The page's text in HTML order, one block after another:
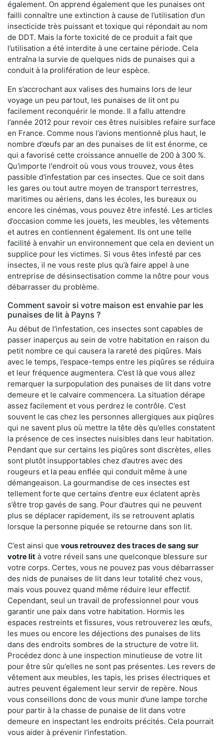
également. On apprend également que les punaises ont
failli connaître une extinction à cause de l’utilisation d’un
insecticide très puissant et toxique qui répondait au nom
de DDT. Mais la forte toxicité de ce produit a fait que
l’utilisation a été interdite à une certaine période. Cela
entraîna la survie de quelques nids de punaises qui a
conduit à la prolifération de leur espèce.
En s’accrochant aux valises des humains lors de leur
voyage un peu partout, les punaises de lit ont pu
facilement reconquérir le monde. Il a fallu attendre
l’année 2012 pour revoir ces êtres nuisibles refaire surface
en France. Comme nous l’avions mentionné plus haut, le
nombre d’œufs par an des punaises de lit est énorme, ce
qui a favorisé cette croissance annuelle de 200 à 300 %.
Qu'importe l'endroit où vous vous trouvez, vous êtes
passible d'infestation par ces insectes. Que ce soit dans
les gares ou tout autre moyen de transport terrestres,
maritimes ou aériens, dans les écoles, les bureaux ou
encore les cinémas, vous pouvez être infesté. Les articles
d’occasion comme les jouets, les meubles, les vêtements
et autres en contiennent également. Ils ont une telle
facilité à envahir un environnement que cela en devient un
supplice pour les victimes. Si vous êtes infesté par ces
insectes, il ne vous reste plus qu’à faire appel à une
entreprise de désinsectisation comme la nôtre pour vous
débarrasser du problème.
Comment savoir si votre maison est envahie par les
punaises de lit à Payns ?
Au début de l'infestation, ces insectes sont capables de
passer inaperçus au sein de votre habitation en raison du
petit nombre ce qui causera la rareté des piqûres. Mais
avec le temps, l’espace-temps entre les piqûres se réduira
et leur fréquence augmentera. C’est là que vous allez
remarquer la surpopulation des punaises de lit dans votre
demeure et le calvaire commencera. La situation dérape
assez facilement et vous perdrez le contrôle. C’est
souvent le cas chez les personnes allergiques aux piqûres
qui ne savent plus où mettre la tête dès qu’elles constatent
la présence de ces insectes nuisibles dans leur habitation.
Pendant que sur certains les piqûres sont discrètes, elles
sont plutôt insupportables chez d’autres avec des
rougeurs et la peau enflée qui conduit même à une
démangeaison. La gourmandise de ces insectes est
tellement forte que certains d’entre eux éclatent après
s’être trop gavés de sang. Pour d’autres qui ne peuvent
plus se déplacer rapidement, ils se retrouvent aplatis
lorsque la personne piquée se retourne dans son lit.
C’est ainsi que vous retrouvez des traces de sang sur
votre lit à votre réveil sans une quelconque blessure sur
votre corps. Certes, vous ne pouvez pas vous débarrasser
des nids de punaises de lit dans leur totalité chez vous,
mais vous pouvez quand même réduire leur effectif.
Cependant, seul un travail de professionnel pour vous
garantir une paix dans votre habitation. Hormis les
espaces restreints et fissures, vous retrouverez les œufs,
les mues ou encore les déjections des punaises de lits
dans des endroits sombres de la structure de votre lit.
Procédez donc à une inspection minutieuse de votre lit
pour être sûr qu’elles ne sont pas présentes. Les revers de
vêtement aux meubles, les tapis, les prises électriques et
autres peuvent également leur servir de repère. Nous
vous conseillons donc de vous munir d’une lampe torche
pour partir à la chasse de punaise de lit dans votre
demeure en inspectant les endroits précités. Cela pourrait
vous aider à prévenir l'infestation.